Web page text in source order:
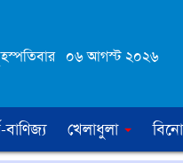
০৬ আগস্ট ২০২৬
বাণিজ্য খেলাধুলা